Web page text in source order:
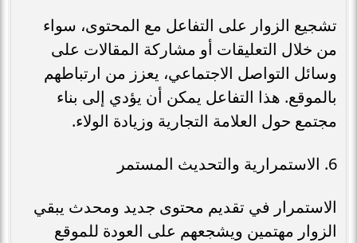
تشجيع الزوار على التفاعل مع المحتوى، سواء
من خلال التعليقات أو مشاركة المقالات على
وسائل التواصل الاجتماعي، يعزز من ارتباطهم
بالموقع. هذا التفاعل يمكن أن يؤدي إلى بناء
مجتمع حول العلامة التجارية وزيادة الولاء.
6. الاستمرارية والتحديث المستمر
الاستمرار في تقديم محتوى جديد ومحدث يبقي
الزوار مهتمين ويشجعهم على العودة للموقع